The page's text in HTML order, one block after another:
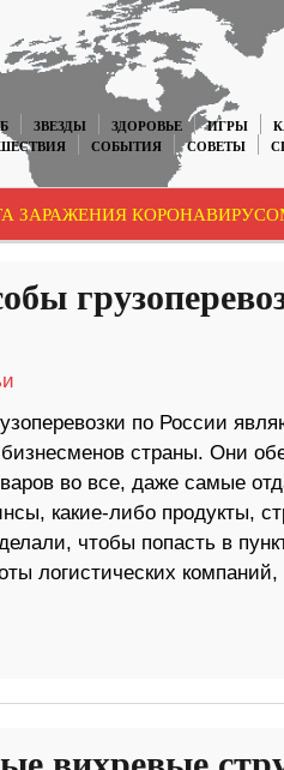
ЗВЕЗДЫ ЗДОРОВЬЕ ИГРЫ
СОБЫТИЯ СОВЕТЫ
ЗАРАЖЕНИЯ
по России
страны. Они
во все, даже самые
какие-либо продукты,
чтобы попасть в
логистических компаний,